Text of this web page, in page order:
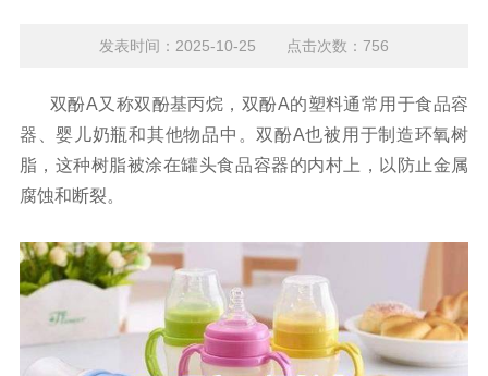
发表时间：2025-10-25 点击次数：756
双酚A又称双酚基丙烷，双酚A的塑料通常用于食品容
器、婴儿奶瓶和其他物品中。双酚A也被用于制造环氧树
脂，这种树脂被涂在罐头食品容器的内村上，以防止金属
腐蚀和断裂。